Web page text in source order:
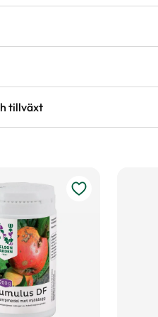
tillväxt
två gånger per säsong, under